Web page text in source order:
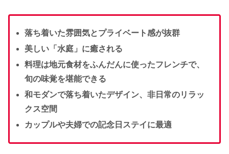
落ち着いた雰囲気とプライベート感が抜群
美しい「水庭」に癒される
料理は地元食材をふんだんに使ったフレンチで、
旬の味覚を堪能できる
和モダンで落ち着いたデザイン、非日常のリラッ
クス空間
カップルや夫婦での記念日ステイに最適